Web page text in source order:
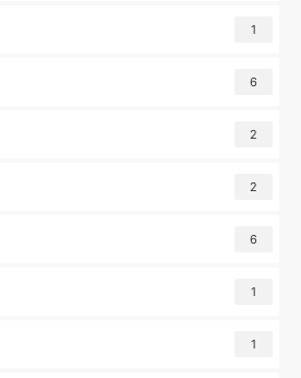
1
6
2
2
6
1
1